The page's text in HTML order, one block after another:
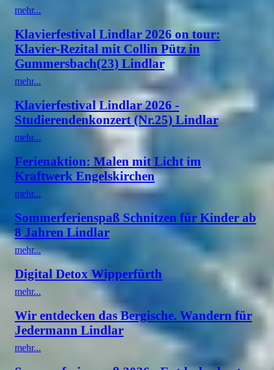
mehr...
Klavierfestival Lindlar 2026 on tour:
Klavier-Rezital mit Collin Pütz in
Gummersbach(23) Lindlar
mehr...
Klavierfestival Lindlar 2026 -
Studierendenkonzert (Nr.25) Lindlar
mehr...
Ferienaktion: Malen mit Licht im
Kraftwerk Engelskirchen
mehr...
Sommerferienspaß Schnitzen für Kinder ab
8 Jahren Lindlar
mehr...
Digital Detox Wipperfürth
mehr...
Wir entdecken das Bergische. Wandern für
Jedermann Lindlar
mehr...